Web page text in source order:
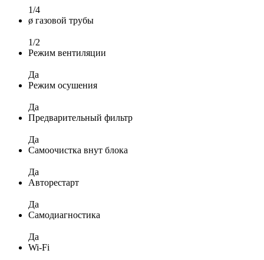
1/4
ø газовой трубы
1/2
Режим вентиляции
Да
Режим осушения
Да
Предварительный фильтр
Да
Самоочистка внут блока
Да
Авторестарт
Да
Самодиагностика
Да
Wi-Fi